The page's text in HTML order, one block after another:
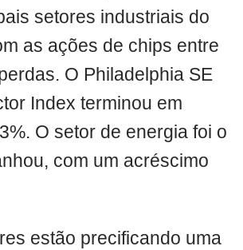
setores industriais do
as ações de chips entre
O Philadelphia SE
Index terminou em
O setor de energia foi o
com um acréscimo
estão precificando uma